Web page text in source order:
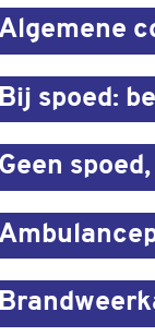
Algemene
Bij spoed:
Geen